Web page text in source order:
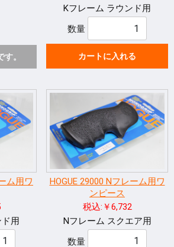
。
Kフレーム ラウンド用
数量
カートに入れる
ム用ワ
用
HOGUE 29000 Nフレーム用ワ
ンピース
税込:￥6,732
Nフレーム スクエア用
数量